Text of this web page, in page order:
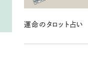
運命のタロット占い